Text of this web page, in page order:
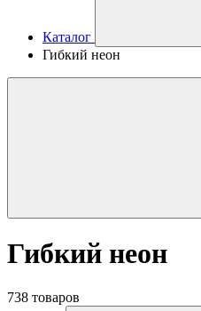
Каталог
Гибкий неон
Гибкий неон
738 товаров